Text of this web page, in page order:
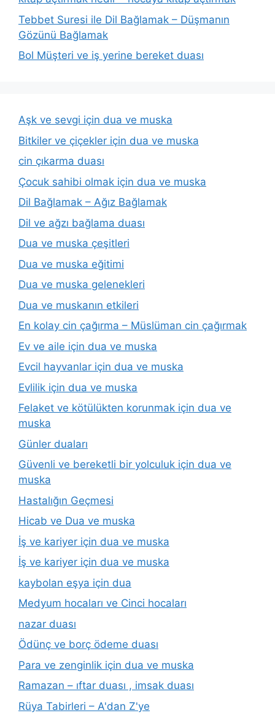
Tebbet Suresi ile Dil Bağlamak – Düşmanın
Gözünü Bağlamak
Bol Müşteri ve iş yerine bereket duası
Aşk ve sevgi için dua ve muska
Bitkiler ve çiçekler için dua ve muska
cin çıkarma duası
Çocuk sahibi olmak için dua ve muska
Dil Bağlamak – Ağız Bağlamak
Dil ve ağzı bağlama duası
Dua ve muska çeşitleri
Dua ve muska eğitimi
Dua ve muska gelenekleri
Dua ve muskanın etkileri
En kolay cin çağırma – Müslüman cin çağırmak
Ev ve aile için dua ve muska
Evcil hayvanlar için dua ve muska
Evlilik için dua ve muska
Felaket ve kötülükten korunmak için dua ve
muska
Günler duaları
Güvenli ve bereketli bir yolculuk için dua ve
muska
Hastalığın Geçmesi
Hicab ve Dua ve muska
İş ve kariyer için dua ve muska
İş ve kariyer için dua ve muska
kaybolan eşya için dua
Medyum hocaları ve Cinci hocaları
nazar duası
Ödünç ve borç ödeme duası
Para ve zenginlik için dua ve muska
Ramazan – ıftar duası , imsak duası
Rüya Tabirleri – A'dan Z'ye